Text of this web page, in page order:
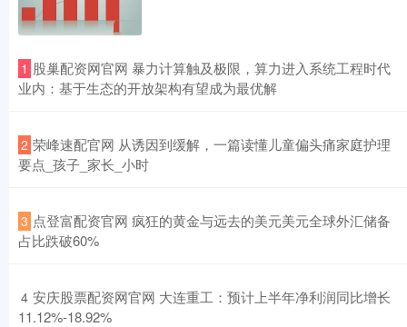
1 ​股巢配资网官网 暴力计算触及极限，算力进入系统工程时代
业内：基于生态的开放架构有望成为最优解
2 ​荣峰速配官网 从诱因到缓解，一篇读懂儿童偏头痛家庭护理
要点_孩子_家长_小时
3 ​点登富配资官网 疯狂的黄金与远去的美元美元全球外汇储备
占比跌破60%
4 ​安庆股票配资网官网 大连重工：预计上半年净利润同比增长
11.12%-18.92%